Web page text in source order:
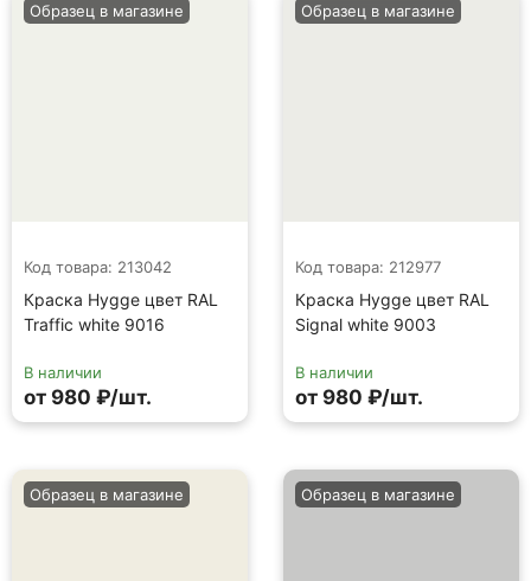
Код товара: 213042
Краска Hygge цвет RAL
Traffic white 9016
Образец в магазине
В наличии
от 980 ₽/шт.
Код товара: 212977
Краска Hygge цвет RAL
Signal white 9003
Образец в магазине
В наличии
от 980 ₽/шт.
Образец в магазине Образец в магазине